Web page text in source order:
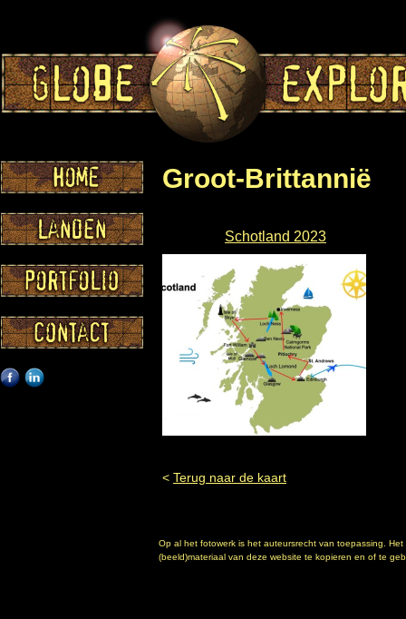
Groot-Brittannië
Schotland 2023
< Terug naar de kaart
Op al het fotowerk is het auteursrecht van toepassing.
(beeld)materiaal van deze website te kopieren en of te